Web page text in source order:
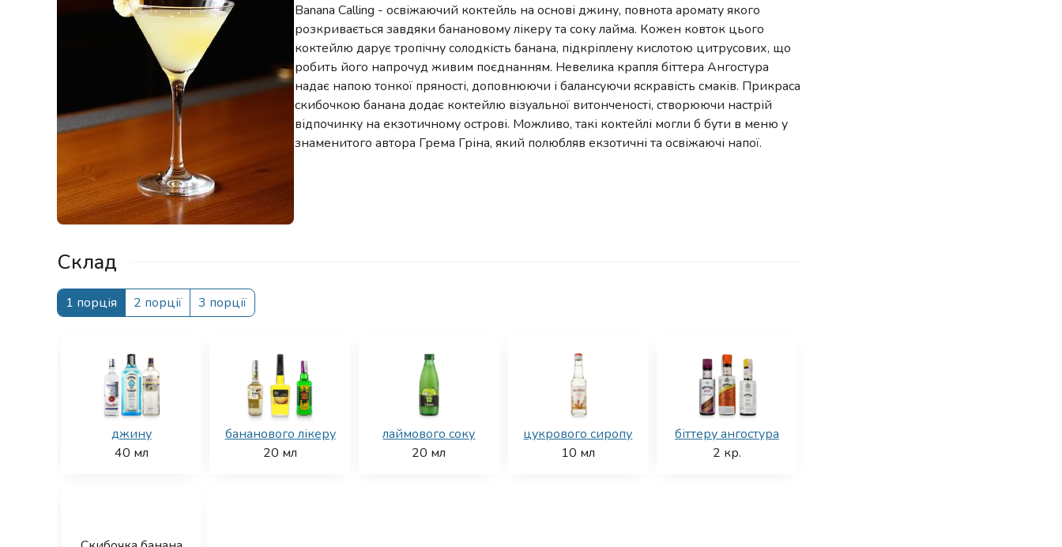
Banana Calling - освіжаючий коктейль на основі джину, повнота аромату якого
розкривається завдяки банановому лікеру та соку лайма. Кожен ковток цього
коктейлю дарує тропічну солодкість банана, підкріплену кислотою цитрусових, що
робить його напрочуд живим поєднанням. Невелика крапля біттера Ангостура
надає напою тонкої пряності, доповнюючи і балансуючи яскравість смаків. Прикраса
скибочкою банана додає коктейлю візуальної витонченості, створюючи настрій
відпочинку на екзотичному острові. Можливо, такі коктейлі могли б бути в меню у
знаменитого автора Грема Гріна, який полюбляв екзотичні та освіжаючі напої.
Склад
1 порція 2 порції 3 порції
джину
40 мл
бананового лікеру
20 мл
лаймового соку
20 мл
цукрового сиропу
10 мл
біттеру ангостура
2 кр.